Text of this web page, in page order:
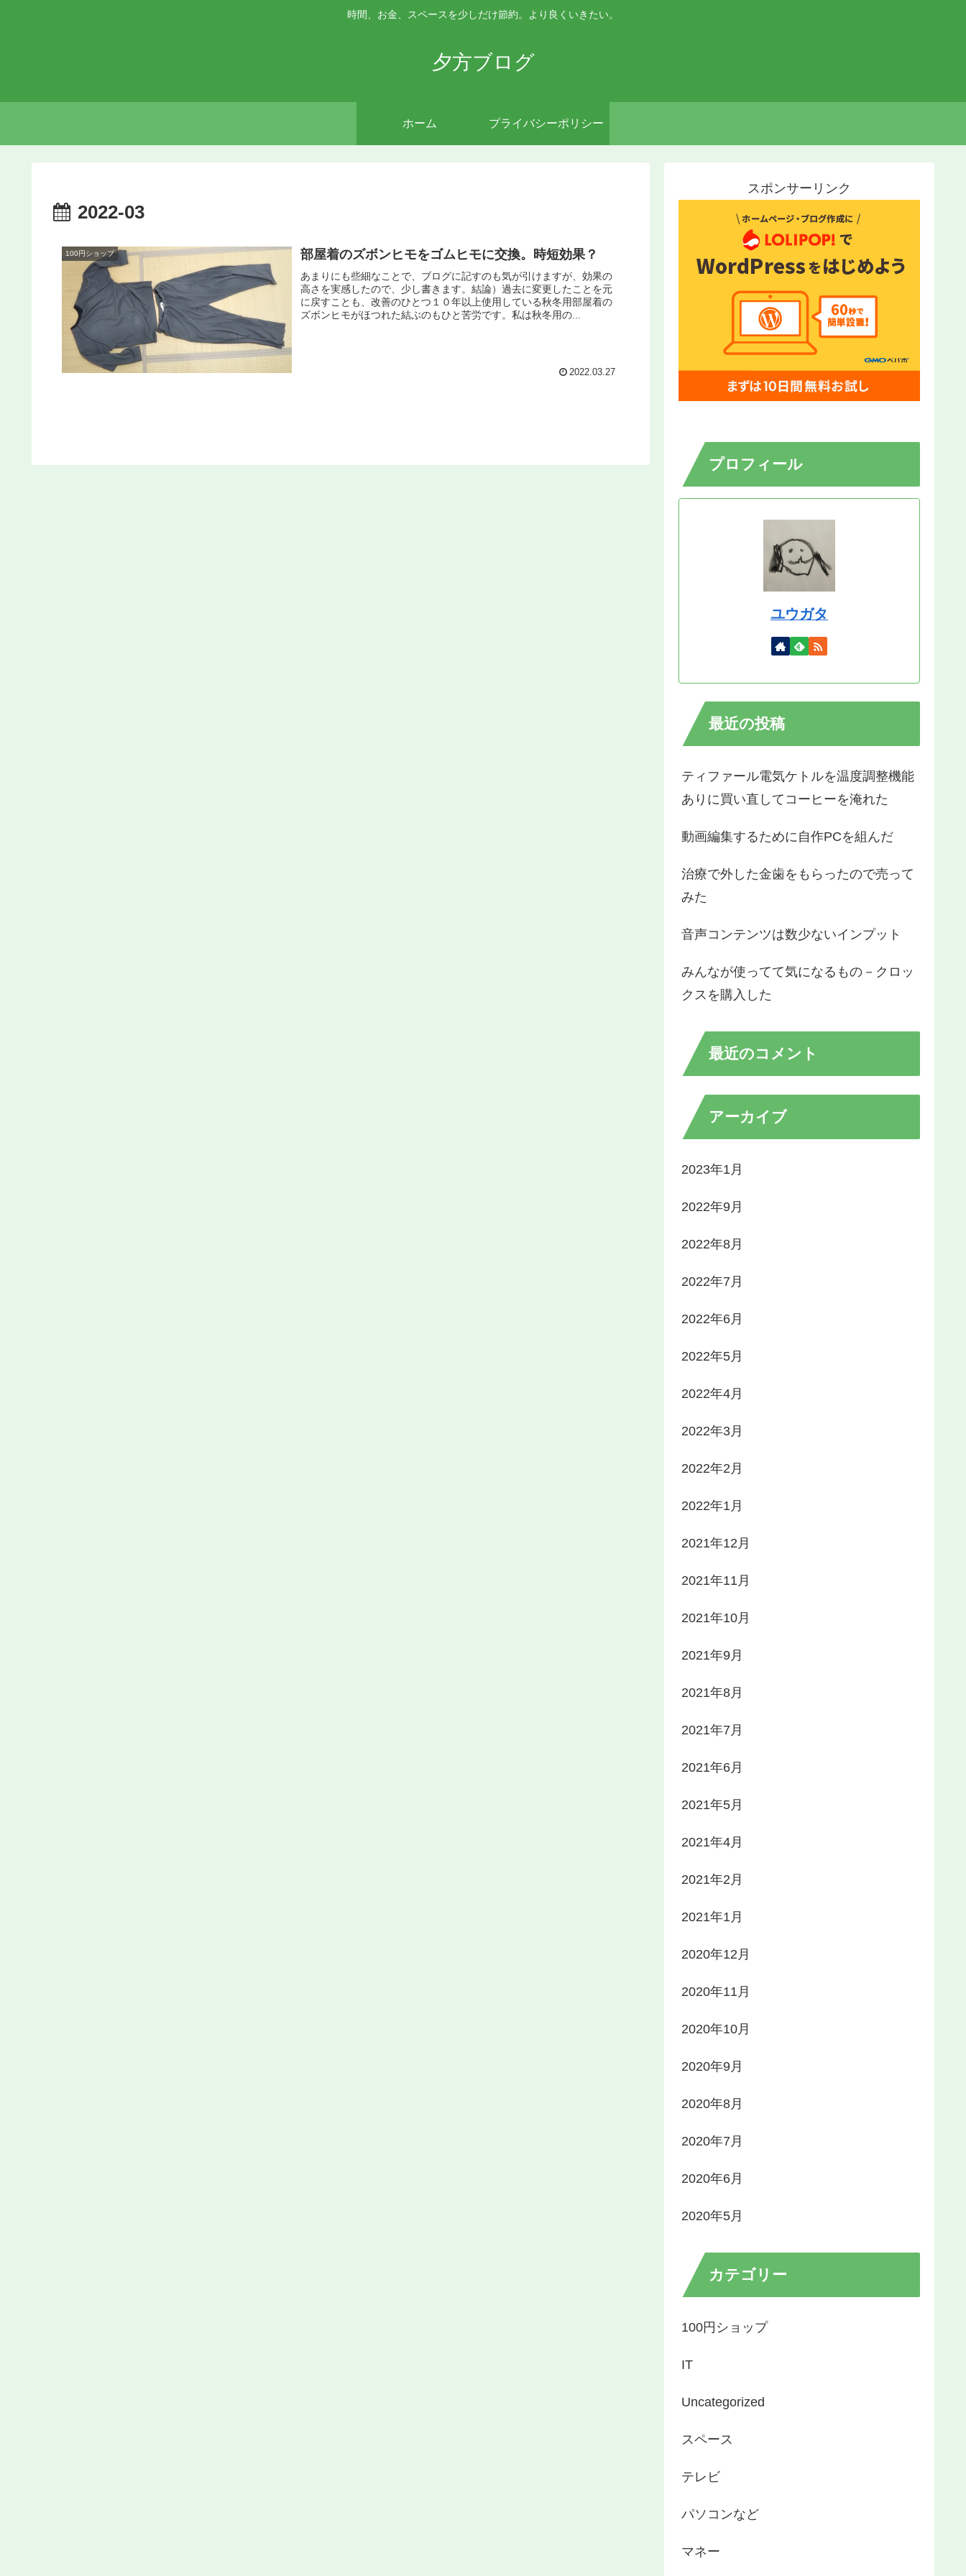
時間、お金、スペースを少しだけ節約。より良くいきたい。
夕方ブログ
ホーム プライバシーポリシー
2022-03
100円ショップ 部屋着のズボンヒモをゴムヒモに交換。時短効果？
あまりにも些細なことで、ブログに記すのも気が引けますが、効果の
高さを実感したので、少し書きます。結論）過去に変更したことを元
に戻すことも、改善のひとつ１０年以上使用している秋冬用部屋着の
ズボンヒモがほつれた結ぶのもひと苦労です。私は秋冬用の...
2022.03.27
スポンサーリンク
プロフィール
ユウガタ
最近の投稿
ティファール電気ケトルを温度調整機能
ありに買い直してコーヒーを淹れた
動画編集するために自作PCを組んだ
治療で外した金歯をもらったので売って
みた
音声コンテンツは数少ないインプット
みんなが使ってて気になるもの－クロッ
クスを購入した
最近のコメント
アーカイブ
2023年1月
2022年9月
2022年8月
2022年7月
2022年6月
2022年5月
2022年4月
2022年3月
2022年2月
2022年1月
2021年12月
2021年11月
2021年10月
2021年9月
2021年8月
2021年7月
2021年6月
2021年5月
2021年4月
2021年2月
2021年1月
2020年12月
2020年11月
2020年10月
2020年9月
2020年8月
2020年7月
2020年6月
2020年5月
カテゴリー
100円ショップ
IT
Uncategorized
スペース
テレビ
パソコンなど
マネー